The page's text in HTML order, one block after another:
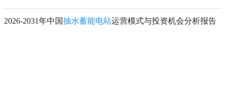
2026-2031年中国抽水蓄能电站运营模式与投资机会分析报告